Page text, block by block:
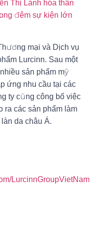
mại và Dịch vụ
Lurcinn. Sau một
sản phẩm mỹ
ứng nhu cầu tại các
ty cũng công bố việc
các sản phẩm làm
da châu Á.
LurcinnGroupVietNam